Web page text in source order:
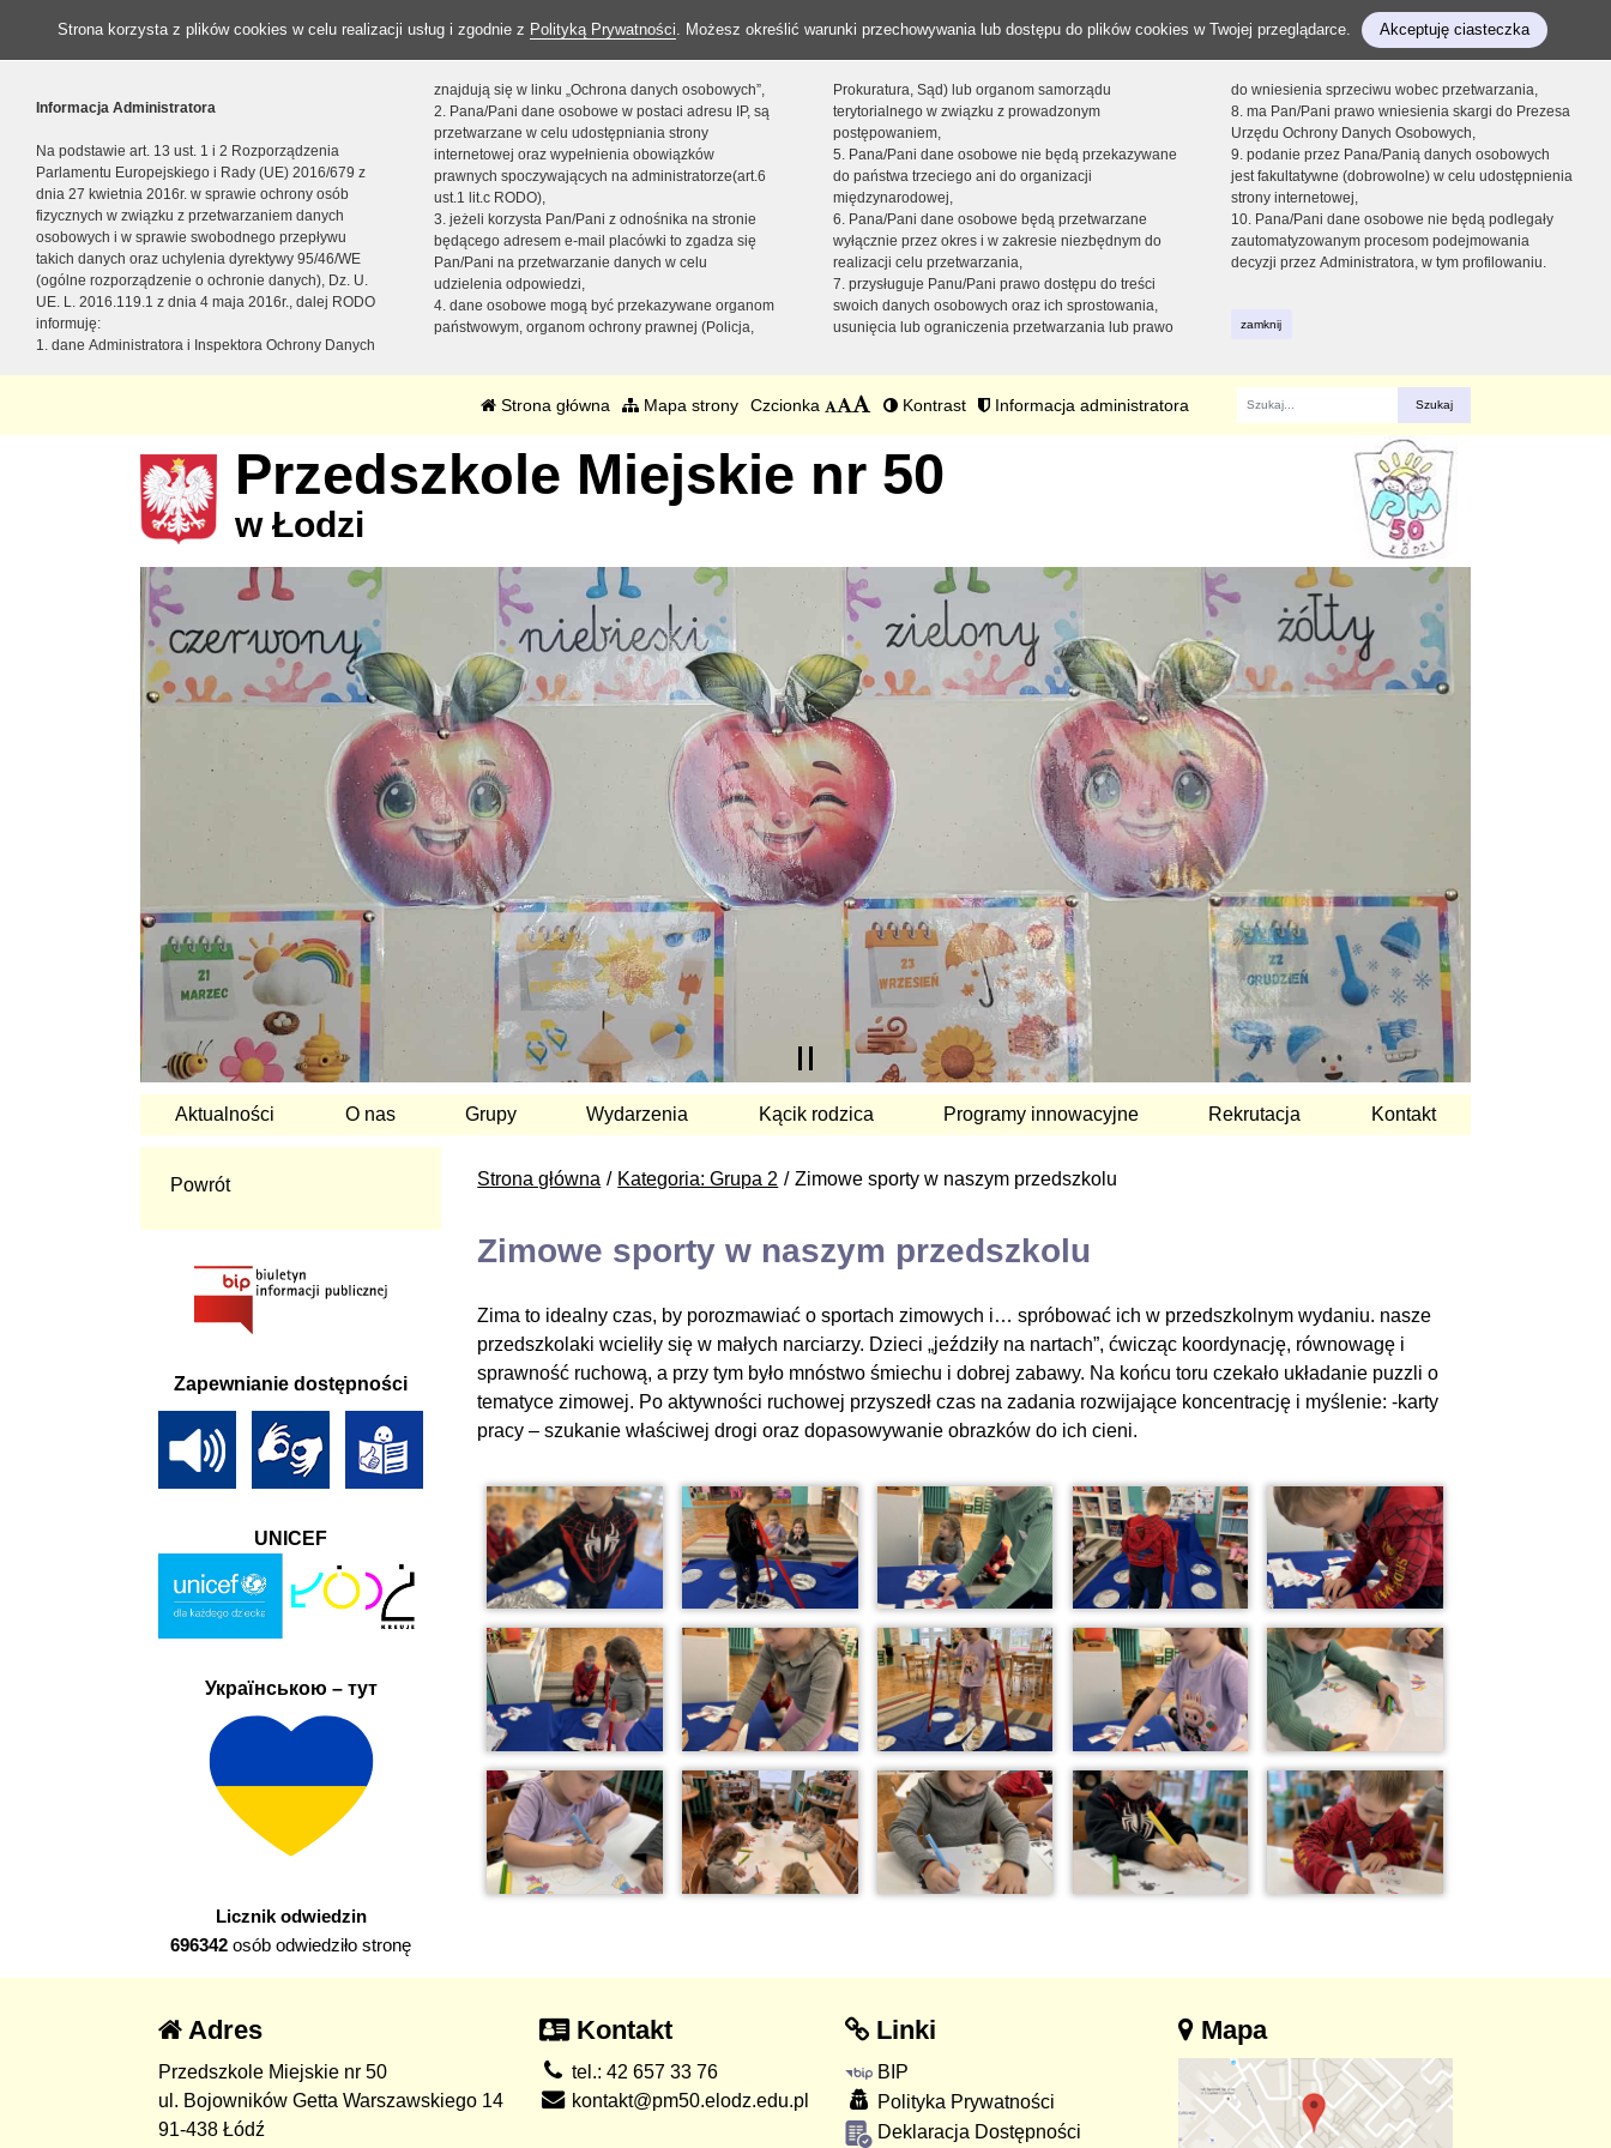
Strona korzysta z plików cookies w celu realizacji usług i zgodnie z Polityką Prywatności. Możesz określić warunki przechowywania lub dostępu do plików cookies w Twojej przeglądarce. Akceptuję ciasteczka
Informacja Administratora
Na podstawie art. 13 ust. 1 i 2 Rozporządzenia
Parlamentu Europejskiego i Rady (UE) 2016/679 z
dnia 27 kwietnia 2016r. w sprawie ochrony osób
fizycznych w związku z przetwarzaniem danych
osobowych i w sprawie swobodnego przepływu
takich danych oraz uchylenia dyrektywy 95/46/WE
(ogólne rozporządzenie o ochronie danych), Dz. U.
UE. L. 2016.119.1 z dnia 4 maja 2016r., dalej RODO
informuję:
1. dane Administratora i Inspektora Ochrony Danych
znajdują się w linku „Ochrona danych osobowych”,
2. Pana/Pani dane osobowe w postaci adresu IP, są
przetwarzane w celu udostępniania strony
internetowej oraz wypełnienia obowiązków
prawnych spoczywających na administratorze(art.6
ust.1 lit.c RODO),
3. jeżeli korzysta Pan/Pani z odnośnika na stronie
będącego adresem e-mail placówki to zgadza się
Pan/Pani na przetwarzanie danych w celu
udzielenia odpowiedzi,
4. dane osobowe mogą być przekazywane organom
państwowym, organom ochrony prawnej (Policja,
Prokuratura, Sąd) lub organom samorządu
terytorialnego w związku z prowadzonym
postępowaniem,
5. Pana/Pani dane osobowe nie będą przekazywane
do państwa trzeciego ani do organizacji
międzynarodowej,
6. Pana/Pani dane osobowe będą przetwarzane
wyłącznie przez okres i w zakresie niezbędnym do
realizacji celu przetwarzania,
7. przysługuje Panu/Pani prawo dostępu do treści
swoich danych osobowych oraz ich sprostowania,
usunięcia lub ograniczenia przetwarzania lub prawo
do wniesienia sprzeciwu wobec przetwarzania,
8. ma Pan/Pani prawo wniesienia skargi do Prezesa
Urzędu Ochrony Danych Osobowych,
9. podanie przez Pana/Panią danych osobowych
jest fakultatywne (dobrowolne) w celu udostępnienia
strony internetowej,
10. Pana/Pani dane osobowe nie będą podlegały
zautomatyzowanym procesom podejmowania
decyzji przez Administratora, w tym profilowaniu.
zamknij
Strona główna Mapa strony Czcionka Kontrast Informacja administratora
Fraza
Przedszkole Miejskie nr 50
w Łodzi
Aktualności O nas Grupy Wydarzenia Kącik rodzica Programy innowacyjne Rekrutacja Kontakt
Strona główna Kategoria: Grupa 2 Zimowe sporty w naszym przedszkolu
Zimowe sporty w naszym przedszkolu
Zima to idealny czas, by porozmawiać o sportach zimowych i… spróbować ich w przedszkolnym wydaniu. nasze
przedszkolaki wcieliły się w małych narciarzy. Dzieci „jeździły na nartach”, ćwicząc koordynację, równowagę i
sprawność ruchową, a przy tym było mnóstwo śmiechu i dobrej zabawy. Na końcu toru czekało układanie puzzli o
tematyce zimowej. Po aktywności ruchowej przyszedł czas na zadania rozwijające koncentrację i myślenie: -karty
pracy – szukanie właściwej drogi oraz dopasowywanie obrazków do ich cieni.
Powrót
Zapewnianie dostępności
UNICEF
Українською – тут
Licznik odwiedzin
696342 osób odwiedziło stronę
Adres
Przedszkole Miejskie nr 50
ul. Bojowników Getta Warszawskiego 14
91-438 Łódź
Kontakt
tel.: 42 657 33 76
kontakt@pm50.elodz.edu.pl
Linki
BIP
Polityka Prywatności
Deklaracja Dostępności
Mapa